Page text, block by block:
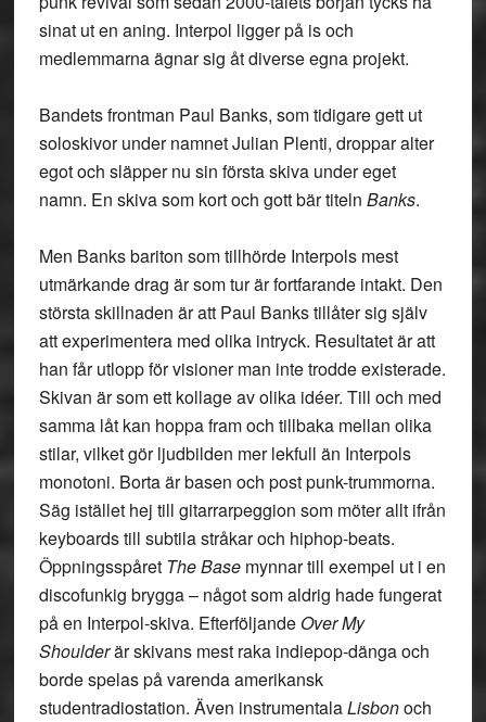
sinat ut en aning. Interpol ligger på is och
medlemmarna ägnar sig åt diverse egna projekt.
Bandets frontman Paul Banks, som tidigare gett ut
soloskivor under namnet Julian Plenti, droppar alter
egot och släpper nu sin första skiva under eget
namn. En skiva som kort och gott bär titeln Banks.
Men Banks bariton som tillhörde Interpols mest
utmärkande drag är som tur är fortfarande intakt. Den
största skillnaden är att Paul Banks tillåter sig själv
att experimentera med olika intryck. Resultatet är att
han får utlopp för visioner man inte trodde existerade.
Skivan är som ett kollage av olika idéer. Till och med
samma låt kan hoppa fram och tillbaka mellan olika
stilar, vilket gör ljudbilden mer lekfull än Interpols
monotoni. Borta är basen och post punk-trummorna.
Säg istället hej till gitarrarpeggion som möter allt ifrån
keyboards till subtila stråkar och hiphop-beats.
Öppningsspåret The Basemynnar till exempel ut i en
discofunkig brygga – något som aldrig hade fungerat
på en Interpol-skiva. Efterföljande Over My
Shoulderär skivans mest raka indiepop-dänga och
borde spelas på varenda amerikansk
studentradiostation. Även instrumentalaLisbonoch